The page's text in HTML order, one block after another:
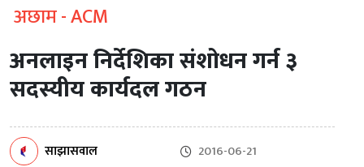
अछाम - ACM
अनलाइन निर्देशिका संशोधन गर्न ३
सदस्यीय कार्यदल गठन
साझासवाल 2016-06-21